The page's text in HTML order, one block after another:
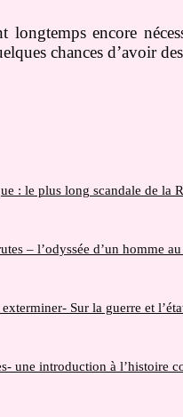
longtemps encore
chances d’avoir
: le plus long scandale de la
– l’odyssée d’un homme
Sur la guerre et
une introduction à l’histoire